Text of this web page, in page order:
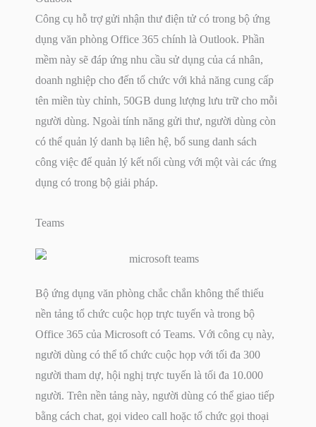
Công cụ hỗ trợ gửi nhận thư điện tử có trong bộ ứng
dụng văn phòng Office 365 chính là Outlook. Phần
mềm này sẽ đáp ứng nhu cầu sử dụng của cá nhân,
doanh nghiệp cho đến tổ chức với khả năng cung cấp
tên miền tùy chỉnh, 50GB dung lượng lưu trữ cho mỗi
người dùng. Ngoài tính năng gửi thư, người dùng còn
có thể quản lý danh bạ liên hệ, bổ sung danh sách
công việc để quản lý kết nối cùng với một vài các ứng
dụng có trong bộ giải pháp.
Teams
Bộ ứng dụng văn phòng chắc chắn không thể thiếu
nền tảng tổ chức cuộc họp trực tuyến và trong bộ
Office 365 của Microsoft có Teams. Với công cụ này,
người dùng có thể tổ chức cuộc họp với tối đa 300
người tham dự, hội nghị trực tuyến là tối đa 10.000
người. Trên nền tảng này, người dùng có thể giao tiếp
bằng cách chat, gọi video call hoặc tổ chức gọi thoại